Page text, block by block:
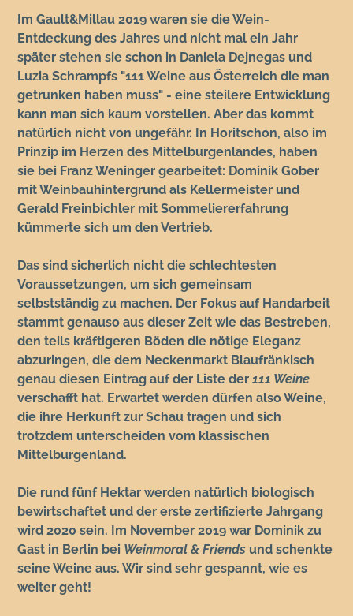
Im Gault&Millau 2019 waren sie die Wein-
Entdeckung des Jahres und nicht mal ein Jahr
später stehen sie schon in Daniela Dejnegas und
Luzia Schrampfs "111 Weine aus Österreich die man
getrunken haben muss" - eine steilere Entwicklung
kann man sich kaum vorstellen. Aber das kommt
natürlich nicht von ungefähr. In Horitschon, also im
Prinzip im Herzen des Mittelburgenlandes, haben
sie bei Franz Weninger gearbeitet: Dominik Gober
mit Weinbauhintergrund als Kellermeister und
Gerald Freinbichler mit Sommeliererfahrung
kümmerte sich um den Vertrieb.
Das sind sicherlich nicht die schlechtesten
Voraussetzungen, um sich gemeinsam
selbstständig zu machen. Der Fokus auf Handarbeit
stammt genauso aus dieser Zeit wie das Bestreben,
den teils kräftigeren Böden die nötige Eleganz
abzuringen, die dem Neckenmarkt Blaufränkisch
genau diesen Eintrag auf der Liste der 111 Weine
verschafft hat. Erwartet werden dürfen also Weine,
die ihre Herkunft zur Schau tragen und sich
trotzdem unterscheiden vom klassischen
Mittelburgenland.
Die rund fünf Hektar werden natürlich biologisch
bewirtschaftet und der erste zertifizierte Jahrgang
wird 2020 sein. Im November 2019 war Dominik zu
Gast in Berlin bei Weinmoral & Friends und schenkte
seine Weine aus. Wir sind sehr gespannt, wie es
weiter geht!